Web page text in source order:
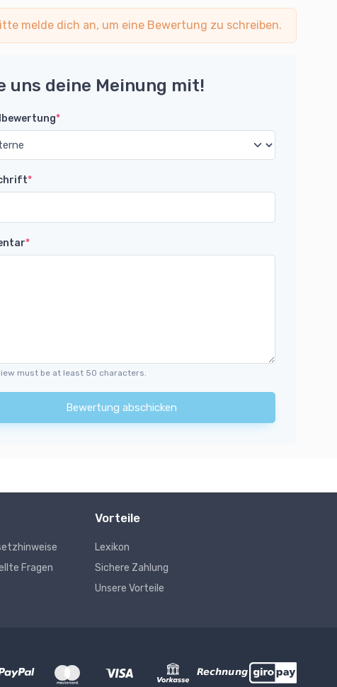
melde dich an, um eine Bewertung zu schreiben.
uns deine Meinung mit!
*
*
*
must be at least 50 characters.
Bewertung abschicken
Fragen
Vorteile
Lexikon
Sichere Zahlung
Unsere Vorteile